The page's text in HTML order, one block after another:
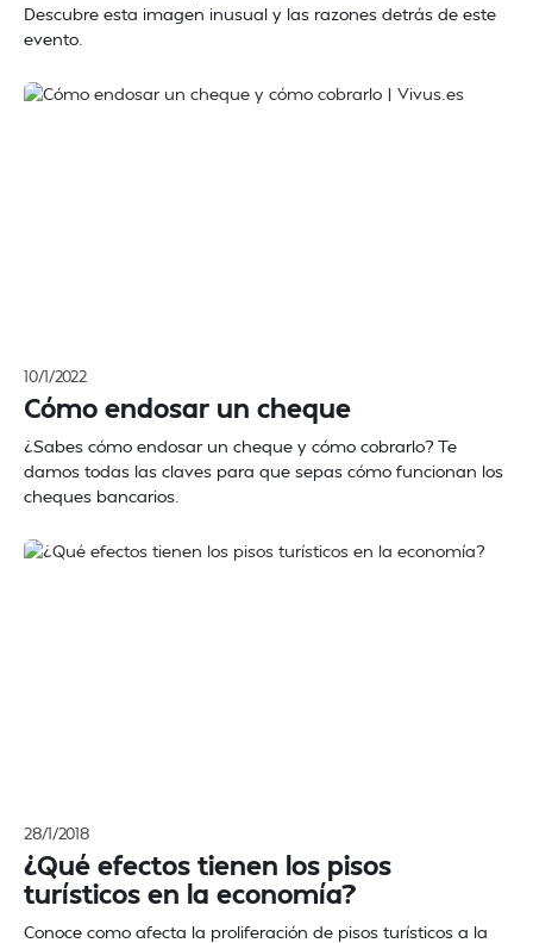
Descubre esta imagen inusual y las razones detrás de este
evento.
10/1/2022
Cómo endosar un cheque
¿Sabes cómo endosar un cheque y cómo cobrarlo? Te
damos todas las claves para que sepas cómo funcionan los
cheques bancarios.
28/1/2018
¿Qué efectos tienen los pisos
turísticos en la economía?
Conoce como afecta la proliferación de pisos turísticos a la